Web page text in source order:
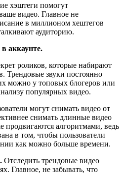
хэштеги помогут
видео. Главное не
в миллионом хештегов
аудиторию.
аккаунте.
роликов, которые набирают
Трендовые звуки постоянно
можно у топовых блогеров или
популярных видео.
могут снимать видео от
снимать длинные видео
алгоритмами, ведь
в том, чтобы пользователи
как можно больше времени.
Отследить трендовые видео
Главное, не забывать, что